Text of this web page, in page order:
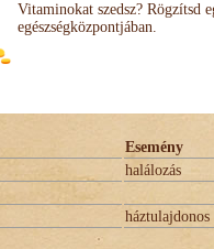
Vitaminokat szedsz? Rögzítsd
egészségközpontjában.
Esemény
halálozás
háztulajdonos